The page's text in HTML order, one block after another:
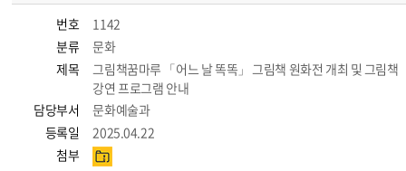
번호
1142
분류
문화
제목
그림책꿈마루 「어느 날 똑똑」 그림책 원화전 개최 및 그림책
강연 프로그램 안내
담당부서
문화예술과
등록일
2025.04.22
첨부